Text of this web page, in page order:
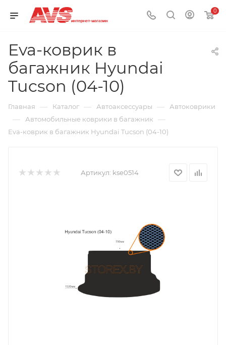
0
Eva-коврик в
багажник Hyundai
Tucson (04-10)
Главная — Каталог — Автоаксессуары — Автоковрики
— Автомобильные коврики в багажник —
Eva-коврик в багажник Hyundai Tucson (04-10)
Артикул: kse0514